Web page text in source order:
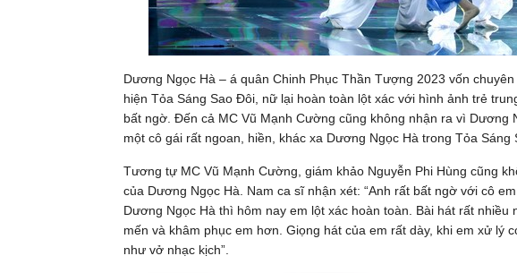
Dương Ngọc Hà – á quân Chinh Phục Thần Tượng 2023 vốn
hiện Tỏa Sáng Sao Đôi, nữ lại hoàn toàn lột xác với hình ảnh trẻ
bất ngờ. Đến cả MC Vũ Mạnh Cường cũng không nhận ra vì Dương
một cô gái rất ngoan, hiền, khác xa Dương Ngọc Hà trong Tỏa
Tương tự MC Vũ Mạnh Cường, giám khảo Nguyễn Phi Hùng cũng
của Dương Ngọc Hà. Nam ca sĩ nhận xét: “Anh rất bất ngờ với cô
Dương Ngọc Hà thì hôm nay em lột xác hoàn toàn. Bài hát rất
mến và khâm phục em hơn. Giọng hát của em rất dày, khi em xử lý
như vở nhạc kịch”.